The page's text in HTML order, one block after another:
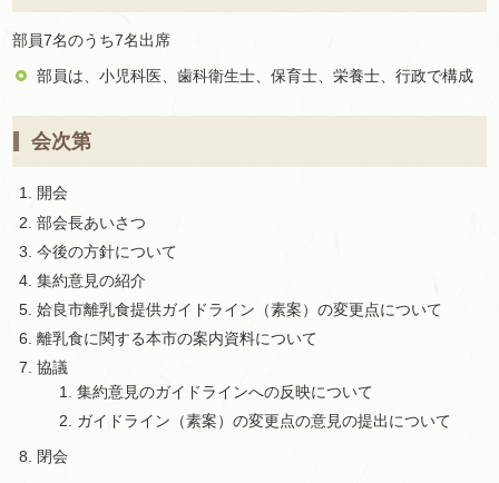
部員7名のうち7名出席
部員は、小児科医、歯科衛生士、保育士、栄養士、行政で構成
会次第
開会
部会長あいさつ
今後の方針について
集約意見の紹介
姶良市離乳食提供ガイドライン（素案）の変更点について
離乳食に関する本市の案内資料について
協議
集約意見のガイドラインへの反映について
ガイドライン（素案）の変更点の意見の提出について
閉会